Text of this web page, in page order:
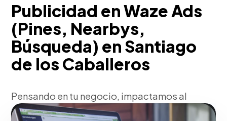
Publicidad en Waze Ads
(Pines, Nearbys,
Búsqueda) en Santiago
de los Caballeros
Pensando en tu negocio, impactamos al
consumidor en movimiento mediante